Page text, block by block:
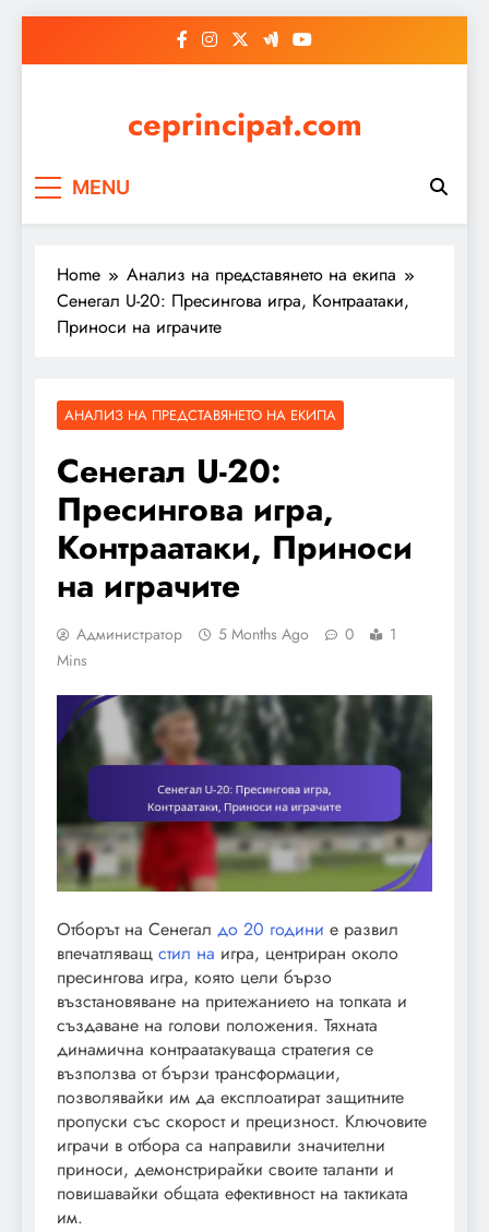
ceprincipat.com
MENU
Home
Анализ на представянето на екипа
Сенегал U-20: Пресингова игра, Контраатаки,
Приноси на играчите
АНАЛИЗ НА ПРЕДСТАВЯНЕТО НА ЕКИПА
Сенегал U-20:
Пресингова игра,
Контраатаки, Приноси
на играчите
Администратор 5 Months Ago 0
1
Mins
Отборът на Сенегал до 20 години е развил
впечатляващ стил на игра, центриран около
пресингова игра, която цели бързо
възстановяване на притежанието на топката и
създаване на голови положения. Тяхната
динамична контраатакуваща стратегия се
възползва от бързи трансформации,
позволявайки им да експлоатират защитните
пропуски със скорост и прецизност. Ключовите
играчи в отбора са направили значителни
приноси, демонстрирайки своите таланти и
повишавайки общата ефективност на тактиката
им.